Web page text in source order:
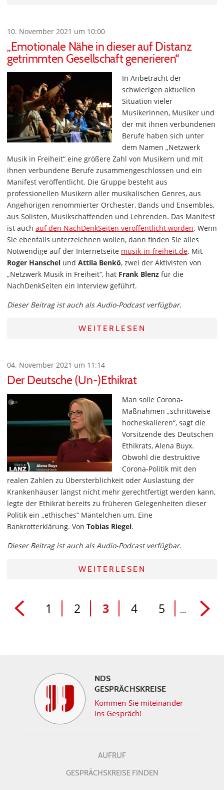
10. November 2021 um 10:00
„Emotionale Nähe in dieser auf Distanz
getrimmten Gesellschaft generieren“
In Anbetracht der
schwierigen aktuellen
Situation vieler
Musikerinnen, Musiker und
der mit ihnen verbundenen
Berufe haben sich unter
dem Namen „Netzwerk
Musik in Freiheit“ eine größere Zahl von Musikern und mit
ihnen verbundene Berufe zusammengeschlossen und ein
Manifest veröffentlicht. Die Gruppe besteht aus
professionellen Musikern aller musikalischen Genres, aus
Angehörigen renommierter Orchester, Bands und Ensembles,
aus Solisten, Musikschaffenden und Lehrenden. Das Manifest
ist auch auf den NachDenkSeiten veröffentlicht worden. Wenn
Sie ebenfalls unterzeichnen wollen, dann finden Sie alles
Notwendige auf der Internetseite musik-in-freiheit.de. Mit
Roger Hanschel und Attila Benkö, zwei der Aktivisten von
„Netzwerk Musik in Freiheit“, hat Frank Blenz für die
NachDenkSeiten ein Interview geführt.
Dieser Beitrag ist auch als Audio-Podcast verfügbar.
WEITERLESEN
04. November 2021 um 11:14
Der Deutsche (Un-)Ethikrat
Man solle Corona-
Maßnahmen „schrittweise
hocheskalieren“, sagt die
Vorsitzende des Deutschen
Ethikrats, Alena Buyx.
Obwohl die destruktive
Corona-Politik mit den
realen Zahlen zu Übersterblichkeit oder Auslastung der
Krankenhäuser längst nicht mehr gerechtfertigt werden kann,
legte der Ethikrat bereits zu früheren Gelegenheiten dieser
Politik ein „ethisches“ Mäntelchen um. Eine
Bankrotterklärung. Von Tobias Riegel.
Dieser Beitrag ist auch als Audio-Podcast verfügbar.
WEITERLESEN
1 2 3 4 5 ...
NDS
GESPRÄCHSKREISE
Kommen Sie miteinander
ins Gespräch!
AUFRUF
GESPRÄCHSKREISE FINDEN